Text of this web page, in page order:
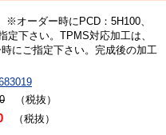
オーダー時にPCD：5H100、
定下さい。TPMS対応加工は、
にご指定下さい。完成後の加工
（税抜）
（税抜）